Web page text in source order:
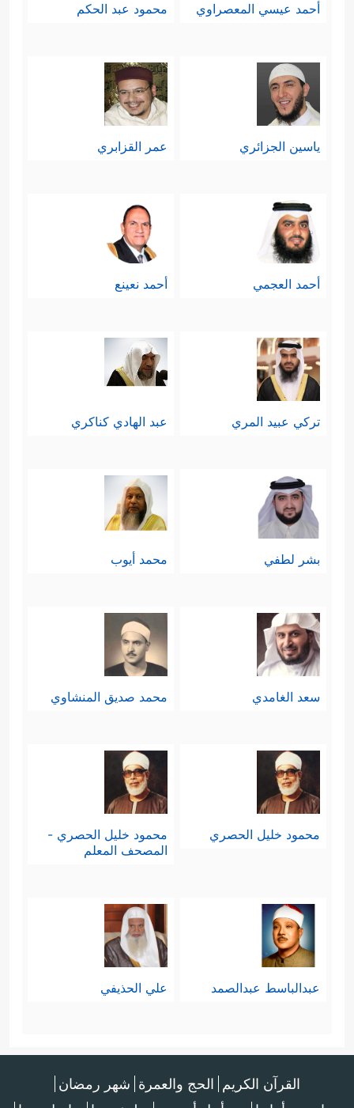
أحمد عيسي المعصراوي محمود عبد الحكم
ياسين الجزائري عمر القزابري
أحمد العجمي أحمد نعينع
تركي عبيد المري عبد الهادي كناكري
بشر لطفي محمد أيوب
سعد الغامدي محمد صديق المنشاوي
محمود خليل الحصري
محمود خليل الحصري -
المصحف المعلم
عبدالباسط عبدالصمد علي الحذيفي
القرآن الكريم الحج والعمرة شهر رمضان